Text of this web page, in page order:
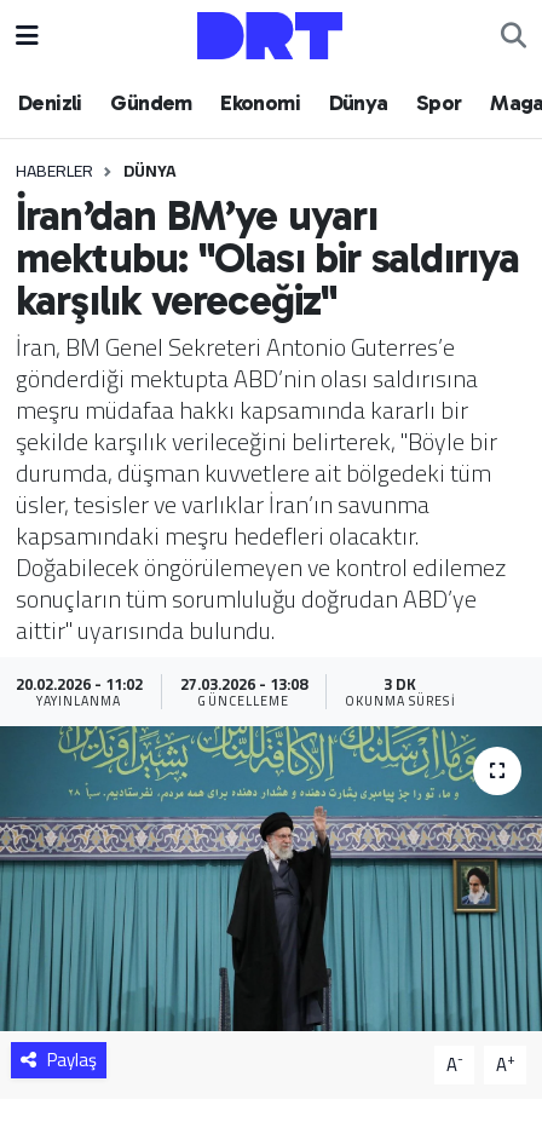
Denizli Gündem Ekonomi Dünya Spor
HABERLER DÜNYA
İran’dan BM’ye uyarı
mektubu: "Olası bir saldırıya
karşılık vereceğiz"
İran, BM Genel Sekreteri Antonio Guterres’e
gönderdiği mektupta ABD’nin olası saldırısına
meşru müdafaa hakkı kapsamında kararlı bir
şekilde karşılık verileceğini belirterek, "Böyle bir
durumda, düşman kuvvetlere ait bölgedeki tüm
üsler, tesisler ve varlıklar İran’ın savunma
kapsamındaki meşru hedefleri olacaktır.
Doğabilecek öngörülemeyen ve kontrol edilemez
sonuçların tüm sorumluluğu doğrudan ABD’ye
aittir" uyarısında bulundu.
20.02.2026 - 11:02
YAYINLANMA
27.03.2026 - 13:08
GÜNCELLEME
3 DK
OKUNMA SÜRESI
Paylaş A- A+
Denizli
Gündem
Ekonomi
Dünya
Spor
Magazin
Teknoloji
Yaşam
Sağlık
Yazarlar
Resmi İlan
Resmi Reklam
Hava Durumu
Trafik Durumu
Puan Durumu ve Fikstür
Tüm Manşetler
Son Dakika Haberleri
Haber Arşivi